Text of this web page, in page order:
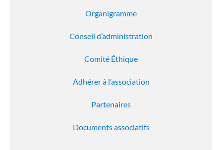
Organigramme
Conseil d’administration
Comité Éthique
Adhérer à l’association
Partenaires
Documents associatifs